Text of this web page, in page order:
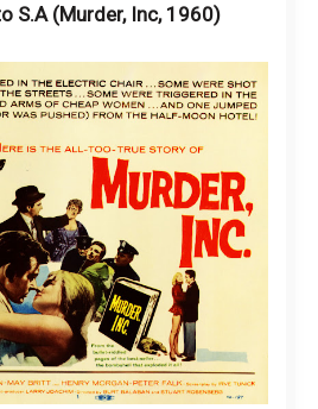
S.A (Murder, Inc, 1960)